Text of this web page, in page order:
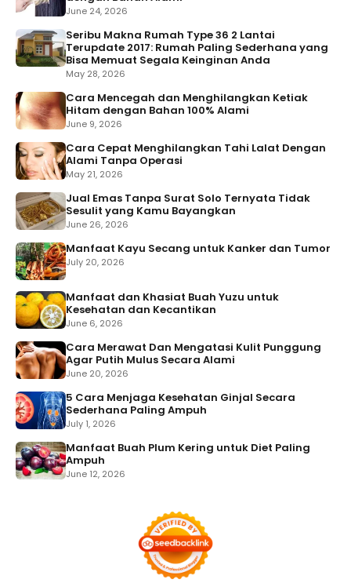
June 24, 2026
Seribu Makna Rumah Type 36 2 Lantai
Terupdate 2017: Rumah Paling Sederhana yang
Bisa Memuat Segala Keinginan Anda
May 28, 2026
Cara Mencegah dan Menghilangkan Ketiak
Hitam dengan Bahan 100% Alami
June 9, 2026
Cara Cepat Menghilangkan Tahi Lalat Dengan
Alami Tanpa Operasi
May 21, 2026
Jual Emas Tanpa Surat Solo Ternyata Tidak
Sesulit yang Kamu Bayangkan
June 26, 2026
Manfaat Kayu Secang untuk Kanker dan Tumor
July 20, 2026
Manfaat dan Khasiat Buah Yuzu untuk
Kesehatan dan Kecantikan
June 6, 2026
Cara Merawat Dan Mengatasi Kulit Punggung
Agar Putih Mulus Secara Alami
June 20, 2026
5 Cara Menjaga Kesehatan Ginjal Secara
Sederhana Paling Ampuh
July 1, 2026
Manfaat Buah Plum Kering untuk Diet Paling
Ampuh
June 12, 2026